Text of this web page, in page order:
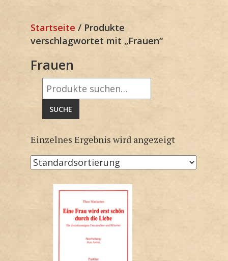
Startseite / Produkte
verschlagwortet mit „Frauen“
Frauen
Suche
nach:
SUCHE
Einzelnes Ergebnis wird angezeigt